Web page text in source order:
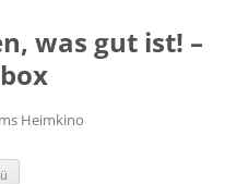
was gut ist! –
Heimkino